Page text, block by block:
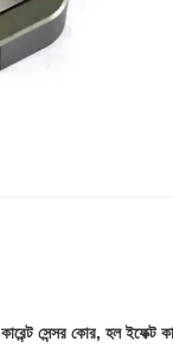
কারেন্ট সেন্সর কোর, হল ইফেক্ট